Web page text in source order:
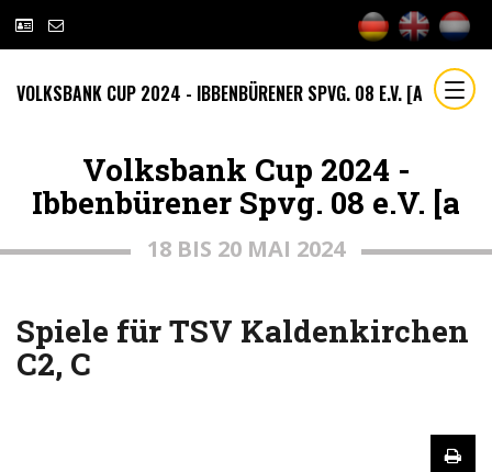
VOLKSBANK CUP 2024 - IBBENBÜRENER SPVG. 08 E.V. [A
Volksbank Cup 2024 -
Ibbenbürener Spvg. 08 e.V. [a
18 BIS 20 MAI 2024
Spiele für TSV Kaldenkirchen
C2, C